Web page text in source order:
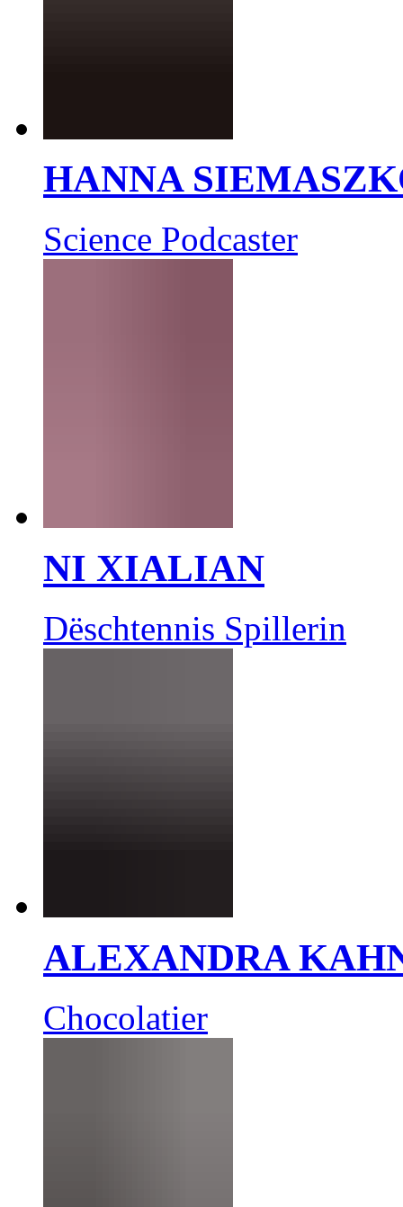
HANNA
Science Podcaster
NI XIALIAN
Dëschtennis Spillerin
ALEXANDRA
Chocolatier